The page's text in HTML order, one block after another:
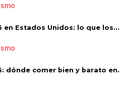
en Estados Unidos: lo que los...
dónde comer bien y barato